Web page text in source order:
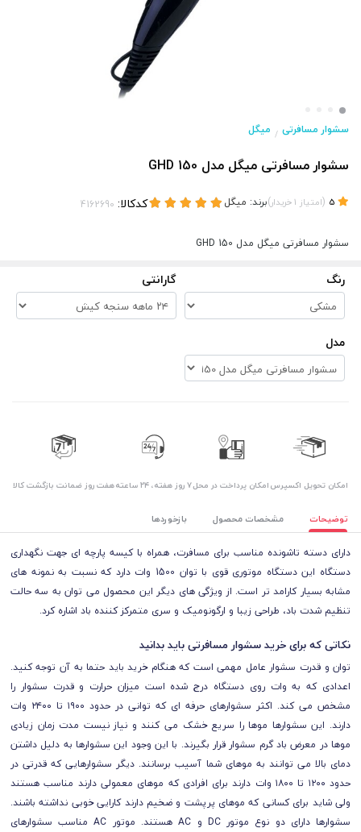
سشوار مسافرتی / میگل
سشوار مسافرتی میگل مدل GHD 150
(امتیاز 1خریدار)برند: میگل کدکالا:
سشوار مسافرتی میگل مدل GHD 150
رنگ گارانتی
مدل
اﻣﮑﺎن ﺗﺤﻮﯾﻞ اﮐﺴﭙﺮسامکان پرداخت در محل۷ روز ﻫﻔﺘﻪ، ۲۴ ﺳﺎﻋﺘﻪ هفت روز ضمانت بازگشت کالا
توضیحات مشخصات محصول بازخوردها
دارای دسته تاشونده مناسب برای مسافرت، همراه با کیسه پارچه ای جهت نگهداری
دستگاه این دستگاه موتوری قوی با توان 1500 وات دارد که نسبت به نمونه های
مشابه بسیار کارامد تر است. از ویژگی های دیگر این محصول می توان به سه حالت
تنظیم شدت باد، طراحی زیبا و ارگونومیک و سری متمرکز کننده باد اشاره کرد.
نکاتی که برای خرید سشوار مسافرتی باید بدانید
توان و قدرت سشوار عامل مهمی است که هنگام خرید باید حتما به آن توجه کنید.
اعدادی که به وات روی دستگاه درج شده است میزان حرارت و قدرت سشوار را
مشخص می کند. اکثر سشوارهای حرفه ای که توانی در حدود ۱۹۰۰ تا ۲۴۰۰ وات
دارند. این سشوارها موها را سریع خشک می کنند و نیاز نیست مدت زمان زیادی
موها در معرض باد گرم سشوار قرار بگیرند. با این وجود این سشوارها به دلیل داشتن
دمای بالا می توانند به موهای شما آسیب برسانند. دیگر سشوارهایی که قدرتی در
حدود ۱۲۰۰ تا ۱۸۰۰ وات دارند برای افرادی که موهای معمولی دارند مناسب هستند
ولی شاید برای کسانی که موهای پرپشت و ضخیم دارند کارایی خوبی نداشته باشند.
سشوارها دارای دو نوع موتور DC و AC هستند. موتور AC مناسب سشوارهای